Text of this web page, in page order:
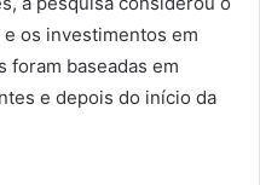
os investimentos em
foram baseadas em
e depois do início da